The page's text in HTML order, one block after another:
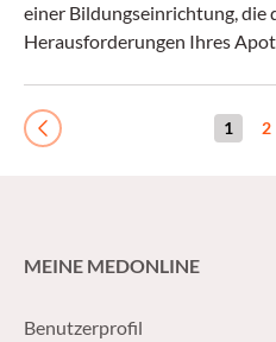
einer Bildungseinrichtung, die
Herausforderungen Ihres
für Apothekenmanagement
Previous 1 2
MEINE MEDONLINE
Benutzerprofil